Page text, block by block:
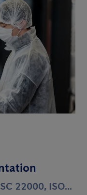
22000, ISO...